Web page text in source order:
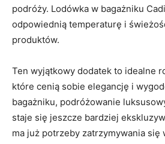
podróży. ‍Lodówka ⁢w bagażniku‍
odpowiednią temperaturę i‌
produktów.
Ten wyjątkowy dodatek to idealne
które​ cenią sobie elegancję i
bagażniku,⁢ podróżowanie
staje się jeszcze bardziej
ma już potrzeby zatrzymywania się